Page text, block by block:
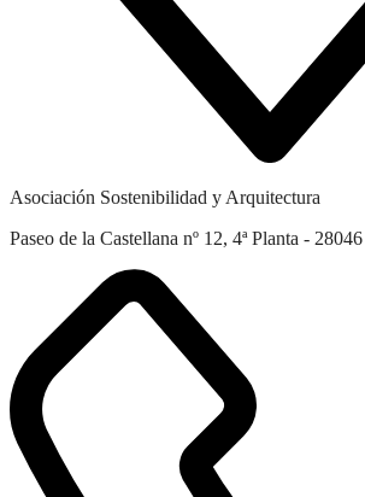
Asociación Sostenibilidad y Arquitectura
Paseo de la Castellana nº 12, 4ª Planta -